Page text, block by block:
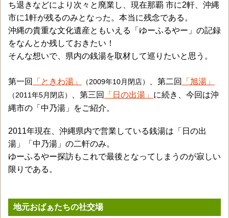
ち退きなどにより次々と廃業し、現在那覇 市に2軒、沖縄
市に1軒が残るのみとなった。本当に残念である。
沖縄の貴重な文化遺産ともいえる「ゆーふるやー」の記録
をなんとか残しておきたい！
そんな想いで、県内の銭湯を取材して巡りたいと思う。
第一回 「ときわ湯」 （2009年10月閉店） 、第二回 「旭湯」
（2011年5月閉店） 、第三回 「日の出湯」 に続き、今回は沖
縄市の「中乃湯」をご紹介。
2011年現在、沖縄県内で営業している銭湯は「日の出
湯」「中乃湯」の二軒のみ。
ゆーふるやー探訪もこれで最後となってしまうのが寂しい
限りである。
地元おばぁたちの社交場